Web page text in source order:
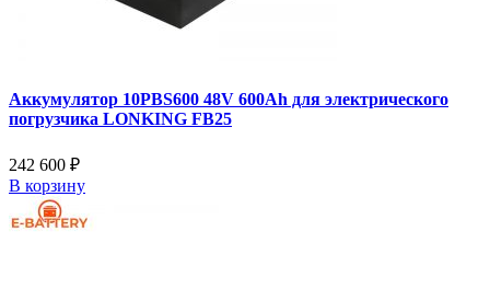
Аккумулятор 10PBS600 48V 600Ah для электрического
погрузчика LONKING FB25
242 600 ₽
В корзину